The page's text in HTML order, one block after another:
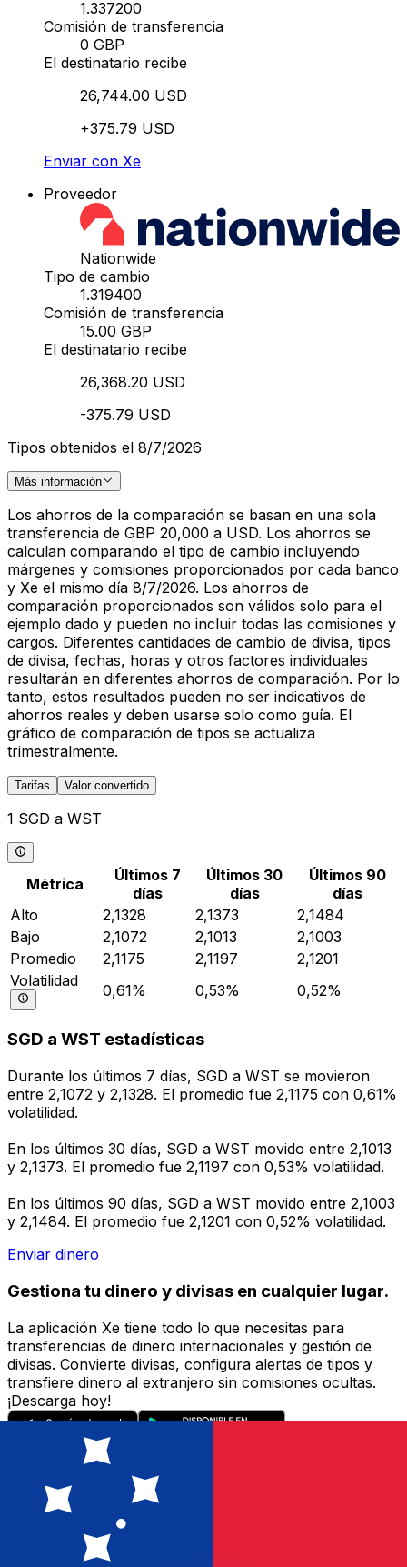
1.337200
Comisión de transferencia
0 GBP
El destinatario recibe
26,744.00 USD
+375.79 USD
Enviar con Xe
Proveedor
Nationwide
Tipo de cambio
1.319400
Comisión de transferencia
15.00 GBP
El destinatario recibe
26,368.20 USD
-375.79 USD
Tipos obtenidos el 8/7/2026
Más información
Los ahorros de la comparación se basan en una sola
transferencia de GBP 20,000 a USD. Los ahorros se
calculan comparando el tipo de cambio incluyendo
márgenes y comisiones proporcionados por cada banco
y Xe el mismo día 8/7/2026. Los ahorros de
comparación proporcionados son válidos solo para el
ejemplo dado y pueden no incluir todas las comisiones y
cargos. Diferentes cantidades de cambio de divisa, tipos
de divisa, fechas, horas y otros factores individuales
resultarán en diferentes ahorros de comparación. Por lo
tanto, estos resultados pueden no ser indicativos de
ahorros reales y deben usarse solo como guía. El
gráfico de comparación de tipos se actualiza
trimestralmente.
Tarifas Valor convertido
1 SGD a WST
Métrica
Últimos 7
días
Últimos 30
días
Últimos 90
días
Alto
2,1328 2,1373
2,1484
Bajo
2,1072 2,1013
2,1003
Promedio
2,1175 2,1197
2,1201
Volatilidad
0,61% 0,53% 0,52%
SGD a WST estadísticas
Durante los últimos 7 días, SGD a WST se movieron
entre 2,1072 y 2,1328. El promedio fue 2,1175 con 0,61%
volatilidad.
En los últimos 30 días, SGD a WST movido entre 2,1013
y 2,1373. El promedio fue 2,1197 con 0,53% volatilidad.
En los últimos 90 días, SGD a WST movido entre 2,1003
y 2,1484. El promedio fue 2,1201 con 0,52% volatilidad.
Enviar dinero
Gestiona tu dinero y divisas en cualquier lugar.
La aplicación Xe tiene todo lo que necesitas para
transferencias de dinero internacionales y gestión de
divisas. Convierte divisas, configura alertas de tipos y
transfiere dinero al extranjero sin comisiones ocultas.
¡Descarga hoy!